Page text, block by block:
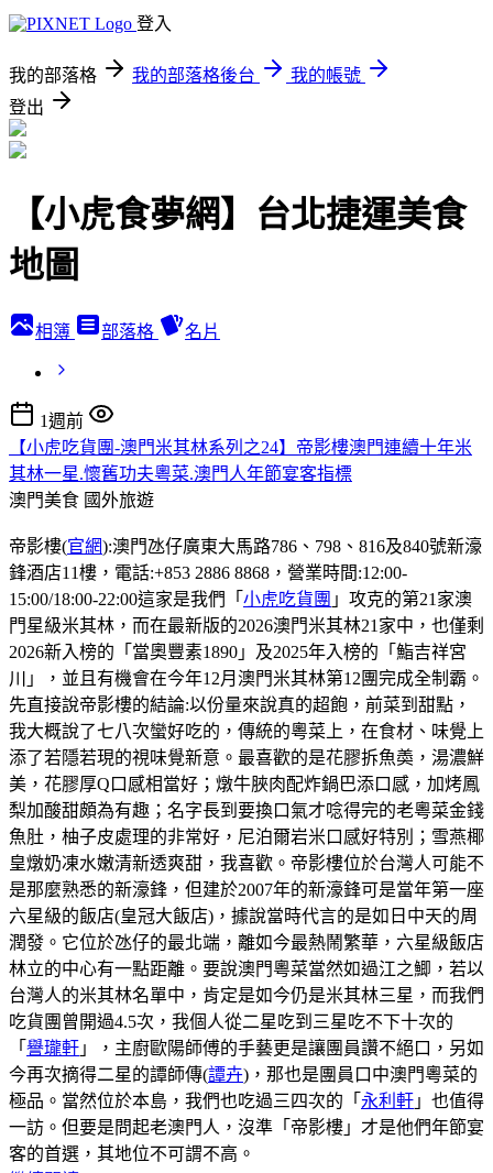
登入
我的部落格 我的部落格後台
我的帳號
登出
【小虎食夢網】台北捷運美食
地圖
相簿 部落格 名片
1週前
【小虎吃貨團-澳門米其林系列之24】帝影樓澳門連續十年米
其林一星.懷舊功夫粵菜.澳門人年節宴客指標
澳門美食 國外旅遊
帝影樓(官網):澳門氹仔廣東大馬路786、798、816及840號新濠
鋒酒店11樓，電話:+853 2886 8868，營業時間:12:00-
15:00/18:00-22:00這家是我們「 小虎吃貨團 」攻克的第21家澳
門星級米其林，而在最新版的2026澳門米其林21家中，也僅剩
2026新入榜的「當奧豐素1890」及2025年入榜的「鮨吉祥宮
川」，並且有機會在今年12月澳門米其林第12團完成全制霸。
先直接說帝影樓的結論:以份量來說真的超飽，前菜到甜點，
我大概說了七八次蠻好吃的，傳統的粵菜上，在食材、味覺上
添了若隱若現的視味覺新意。最喜歡的是花膠拆魚𡙡，湯濃鮮
美，花膠厚Q口感相當好；燉牛脥肉配炸鍋巴添口感，加烤鳳
梨加酸甜頗為有趣；名字長到要換口氣才唸得完的老粵菜金錢
魚肚，柚子皮處理的非常好，尼泊爾岩米口感好特別；雪燕椰
皇燉奶凍水嫩清新透爽甜，我喜歡。帝影樓位於台灣人可能不
是那麼熟悉的新濠鋒，但建於2007年的新濠鋒可是當年第一座
六星級的飯店(皇冠大飯店)，據說當時代言的是如日中天的周
潤發。它位於氹仔的最北端，離如今最熱鬧繁華，六星級飯店
林立的中心有一點距離。要說澳門粵菜當然如過江之鯽，若以
台灣人的米其林名單中，肯定是如今仍是米其林三星，而我們
吃貨團曾開過4.5次，我個人從二星吃到三星吃不下十次的
「 譽瓏軒 」，主廚歐陽師傅的手藝更是讓團員讚不絕口，另如
今再次摘得二星的譚師傳(譚卉)，那也是團員口中澳門粵菜的
極品。當然位於本島，我們也吃過三四次的「 永利軒 」也值得
一訪。但要是問起老澳門人，沒準「帝影樓」才是他們年節宴
客的首選，其地位不可謂不高。